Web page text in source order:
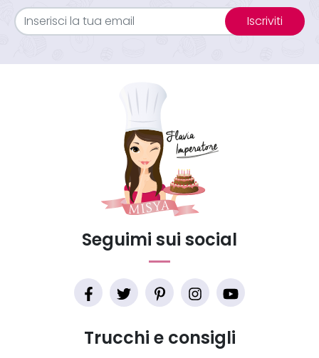
Iscriviti
Trucchi e consigli
Seguimi sui social